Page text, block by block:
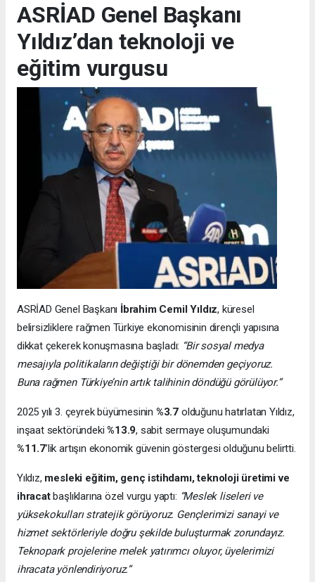
ASRİAD Genel Başkanı
Yıldız’dan teknoloji ve
eğitim vurgusu
ASRİAD Genel Başkanı İbrahim Cemil Yıldız, küresel
belirsizliklere rağmen Türkiye ekonomisinin dirençli yapısına
dikkat çekerek konuşmasına başladı: “Bir sosyal medya
mesajıyla politikaların değiştiği bir dönemden geçiyoruz.
Buna rağmen Türkiye’nin artık talihinin döndüğü görülüyor.”
2025 yılı 3. çeyrek büyümesinin %3.7 olduğunu hatırlatan Yıldız,
inşaat sektöründeki%13.9, sabit sermaye oluşumundaki
%11.7’lik artışın ekonomik güvenin göstergesi olduğunu belirtti.
Yıldız, mesleki eğitim, genç istihdamı, teknoloji üretimi ve
ihracatbaşlıklarına özel vurgu yaptı: “Meslek liseleri ve
yüksekokulları stratejik görüyoruz. Gençlerimizi sanayi ve
hizmet sektörleriyle doğru şekilde buluşturmak zorundayız.
Teknopark projelerine melek yatırımcı oluyor, üyelerimizi
ihracata yönlendiriyoruz.”